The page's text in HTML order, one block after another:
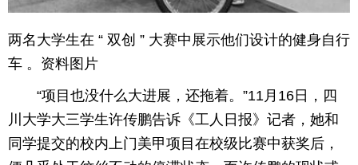
育
育
儿
旅
戏
快
两名大学生在 “ 双创 ” 大赛中展示他们设计的健身自行
车 。资料图片
“项目也没什么大进展，还拖着。”11月16日，四
川大学大三学生许传鹏告诉《工人日报》记者，她和
同学提交的校内上门美甲项目在校级比赛中获奖后，